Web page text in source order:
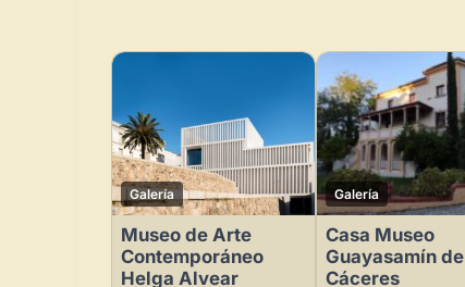
Galería
Museo de Arte
Contemporáneo
Helga Alvear
Galería
Casa Museo
Guayasamín de
Cáceres